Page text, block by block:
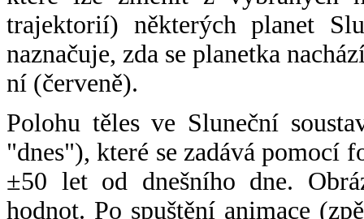
trajektorií) některých planet
naznačuje, zda se planetka
ní (červeně).
Polohu těles ve Sluneční
"dnes"), které se zadává pomocí
±50 let od dnešního dne.
hodnot. Po spuštění animace